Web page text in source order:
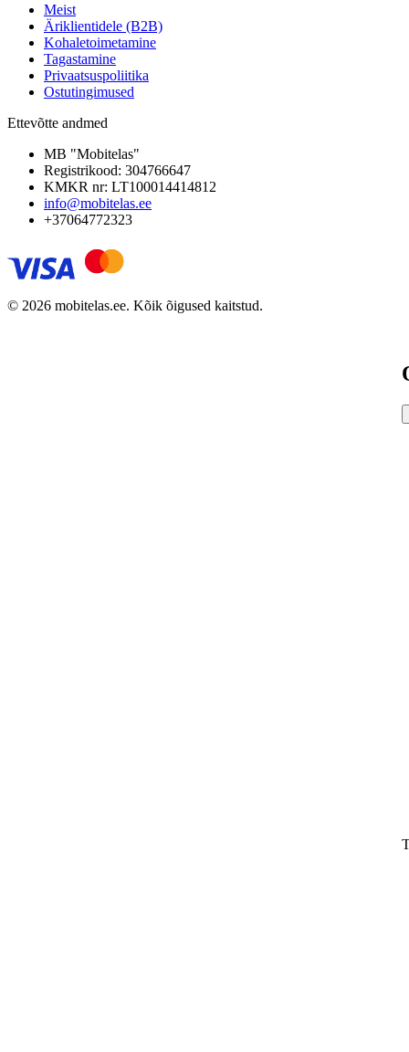
Meist
Äriklientidele (B2B)
Kohaletoimetamine
Tagastamine
Privaatsuspoliitika
Ostutingimused
Ettevõtte andmed
MB "Mobitelas"
Registrikood: 304766647
KMKR nr: LT100014414812
info@mobitelas.ee
+37064772323
© 2026 mobitelas.ee. Kõik õigused kaitstud.